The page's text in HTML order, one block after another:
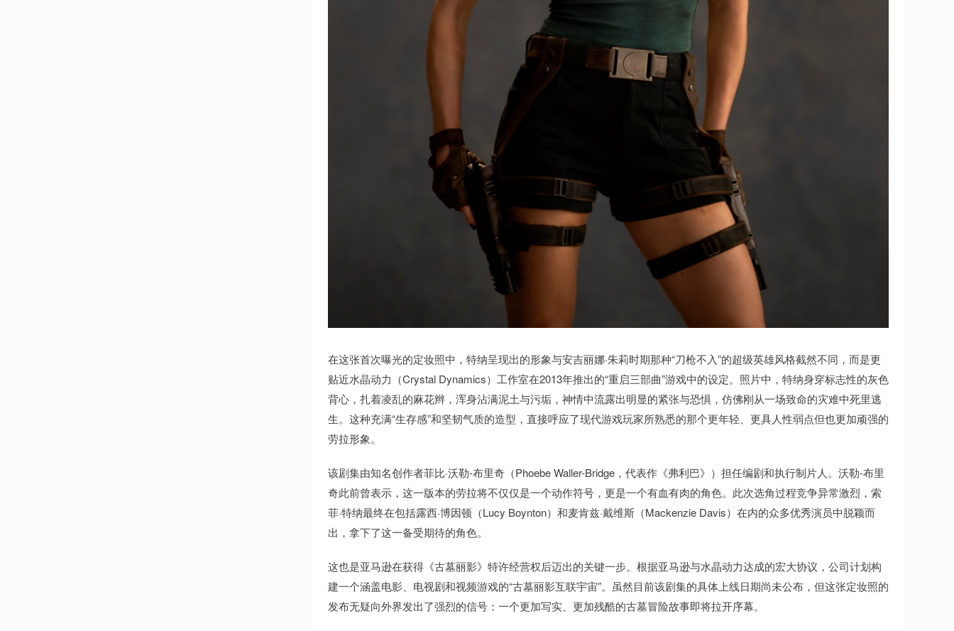
在这张首次曝光的定妆照中，特纳呈现出的形象与安吉丽娜·朱莉时期那种“刀枪不入”的超级英雄风格截然不同，而是更
贴近水晶动力（Crystal Dynamics）工作室在2013年推出的“重启三部曲”游戏中的设定。照片中，特纳身穿标志性的灰色
背心，扎着凌乱的麻花辫，浑身沾满泥土与污垢，神情中流露出明显的紧张与恐惧，仿佛刚从一场致命的灾难中死里逃
生。这种充满“生存感”和坚韧气质的造型，直接呼应了现代游戏玩家所熟悉的那个更年轻、更具人性弱点但也更加顽强的
劳拉形象。
该剧集由知名创作者菲比·沃勒-布里奇（Phoebe Waller-Bridge，代表作《弗利巴》）担任编剧和执行制片人。沃勒-布里
奇此前曾表示，这一版本的劳拉将不仅仅是一个动作符号，更是一个有血有肉的角色。此次选角过程竞争异常激烈，索
菲·特纳最终在包括露西·博因顿（Lucy Boynton）和麦肯兹·戴维斯（Mackenzie Davis）在内的众多优秀演员中脱颖而
出，拿下了这一备受期待的角色。
这也是亚马逊在获得《古墓丽影》特许经营权后迈出的关键一步。根据亚马逊与水晶动力达成的宏大协议，公司计划构
建一个涵盖电影、电视剧和视频游戏的“古墓丽影互联宇宙”。虽然目前该剧集的具体上线日期尚未公布，但这张定妆照的
发布无疑向外界发出了强烈的信号：一个更加写实、更加残酷的古墓冒险故事即将拉开序幕。